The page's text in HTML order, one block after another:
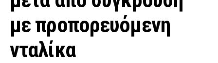
με προπορευόμενη
νταλίκα